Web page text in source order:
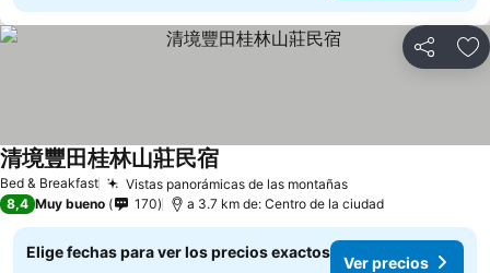
Compartir
Bed & Breakfast Vistas panorámicas de las montañasVer precios
清境豐田桂林山莊民宿
8,4 Muy bueno 170 a 3.7 km de: Centro de la ciudad
Elige fechas para ver los precios exactos
Ver precios